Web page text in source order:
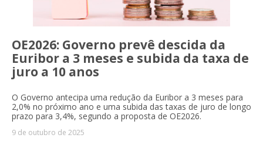
OE2026: Governo prevê descida da
Euribor a 3 meses e subida da taxa de
juro a 10 anos
O Governo antecipa uma redução da Euribor a 3 meses para
2,0% no próximo ano e uma subida das taxas de juro de longo
prazo para 3,4%, segundo a proposta de OE2026.
9 de outubro de 2025